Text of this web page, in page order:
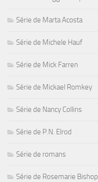
Série de Marta Acosta
Série de Michele Hauf
Série de Mick Farren
Série de Mickael Romkey
Série de Nancy Collins
Série de P.N. Elrod
Série de romans
Série de Rosemarie Bishop